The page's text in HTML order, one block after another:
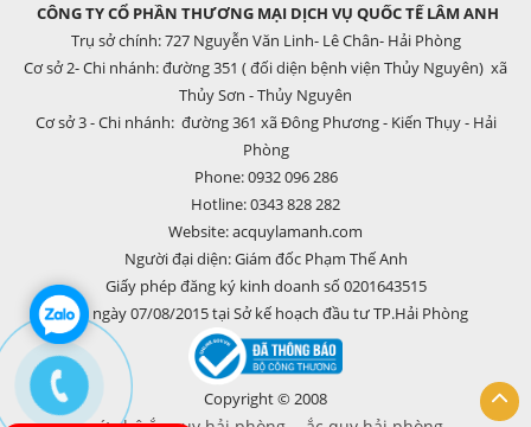
CÔNG TY CỔ PHẦN THƯƠNG MẠI DỊCH VỤ QUỐC TẾ LÂM ANH
Trụ sở chính: 727 Nguyễn Văn Linh- Lê Chân- Hải Phòng
Cơ sở 2- Chi nhánh: đường 351 ( đối diện bệnh viện Thủy Nguyên) xã
Thủy Sơn - Thủy Nguyên
Cơ sở 3 - Chi nhánh: đường 361 xã Đông Phương - Kiến Thụy - Hải
Phòng
Phone: 0932 096 286
Hotline: 0343 828 282
Website: acquylamanh.com
Người đại diện: Giám đốc Phạm Thế Anh
Giấy phép đăng ký kinh doanh số 0201643515
cấp ngày 07/08/2015 tại Sở kế hoạch đầu tư TP.Hải Phòng
Copyright © 2008